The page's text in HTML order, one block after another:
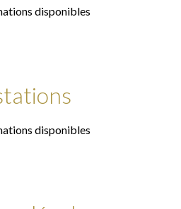
disponibles
disponibles